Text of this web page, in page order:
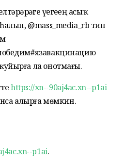
үҙегеҙҙең асыҡ
@mass_media_rb тип
ла онотмағыҙ.
https://xn--90aj4ac.xn--p1ai
алырға мөмкин.
p1ai.